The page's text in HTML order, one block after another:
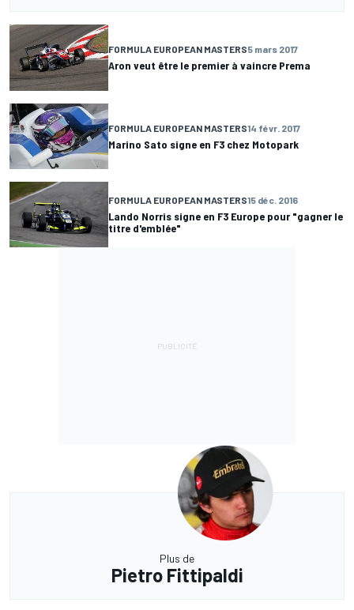
FORMULA EUROPEAN MASTERS5 mars 2017
Aron veut être le premier à vaincre Prema
FORMULA EUROPEAN MASTERS14 févr. 2017
Marino Sato signe en F3 chez Motopark
FORMULA EUROPEAN MASTERS15 déc. 2016
Lando Norris signe en F3 Europe pour "gagner le
titre d'emblée"
Plus de
Pietro Fittipaldi